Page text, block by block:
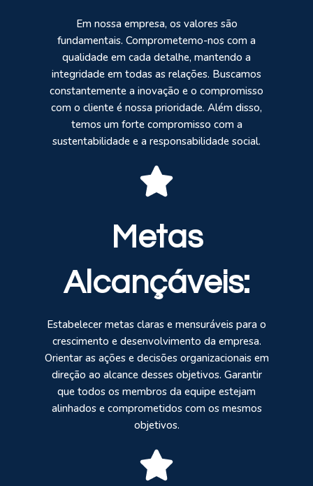
Em nossa empresa, os valores são
fundamentais. Comprometemo-nos com a
qualidade em cada detalhe, mantendo a
integridade em todas as relações. Buscamos
constantemente a inovação e o compromisso
com o cliente é nossa prioridade. Além disso,
temos um forte compromisso com a
sustentabilidade e a responsabilidade social.
Metas
Alcançáveis:
Estabelecer metas claras e mensuráveis para o
crescimento e desenvolvimento da empresa.
Orientar as ações e decisões organizacionais em
direção ao alcance desses objetivos. Garantir
que todos os membros da equipe estejam
alinhados e comprometidos com os mesmos
objetivos.